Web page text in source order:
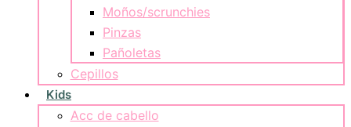
Moños/scrunchies
Pinzas
Pañoletas
Cepillos
Kids
Acc de cabello